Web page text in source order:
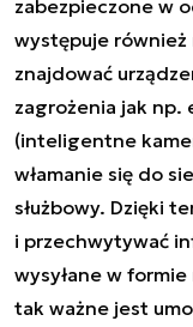
zabezpieczone w
występuje również
znajdować
zagrożenia jak
(inteligentne
włamanie się do
służbowy. Dzięki
i przechwytywać
wysyłane w
tak ważne jest